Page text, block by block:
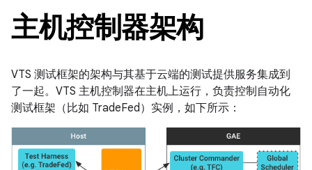
主机控制器架构
VTS 测试框架的架构与其基于云端的测试提供服务集成到
了一起。VTS 主机控制器在主机上运行，负责控制自动化
测试框架（比如 TradeFed）实例，如下所示：